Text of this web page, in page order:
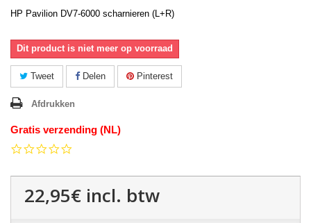
HP Pavilion DV7-6000 scharnieren (L+R)
Dit product is niet meer op voorraad
Tweet Delen Pinterest
Afdrukken
Gratis verzending (NL)
22,95€ incl. btw